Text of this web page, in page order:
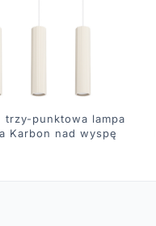
trzy-punktowa lampa
Karbon nad wyspę